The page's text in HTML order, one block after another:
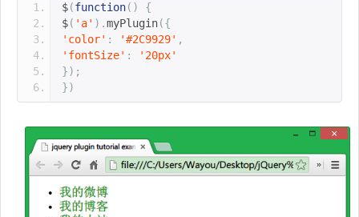
$(function()
{
$( 'a' ).myPlugin({
'color' : '#2C9929' ,
'fontSize' :
'20px'
});
})